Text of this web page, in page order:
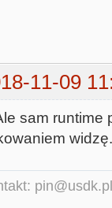
11-09
sam runtime
pin@usdk.pl